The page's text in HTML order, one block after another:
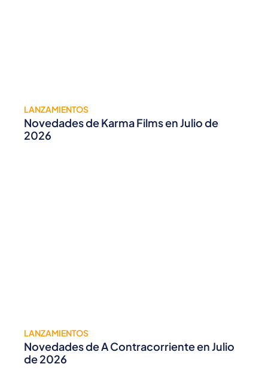
LANZAMIENTOS
Novedades de Karma Films en Julio de
2026
LANZAMIENTOS
Novedades de A Contracorriente en Julio
de 2026